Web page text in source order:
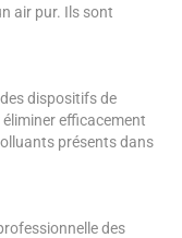
air pur. Ils sont
dispositifs de
efficacement
présents dans
des